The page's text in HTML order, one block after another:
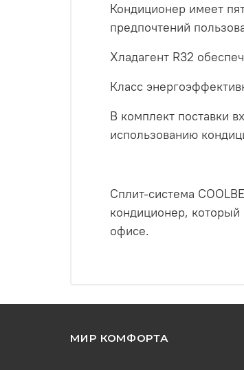
Кондиционер имеет
предпочтений
Хладагент R32
Класс
В комплект поставки
использованию
Сплит-система
кондиционер,
офисе.
МИР КОМФОРТА